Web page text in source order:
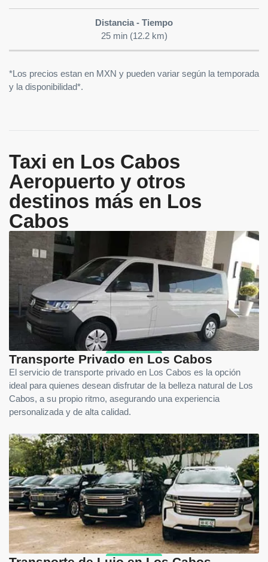
25 min (12.2 km)
*Los precios estan en MXN y pueden variar según la temporada
y la disponibilidad*.
Taxi en Los Cabos
Aeropuerto y otros
destinos más en Los
Cabos
Transporte Privado en Los Cabos
El servicio de transporte privado en Los Cabos es la opción
ideal para quienes desean disfrutar de la belleza natural de Los
Cabos, a su propio ritmo, asegurando una experiencia
personalizada y de alta calidad.